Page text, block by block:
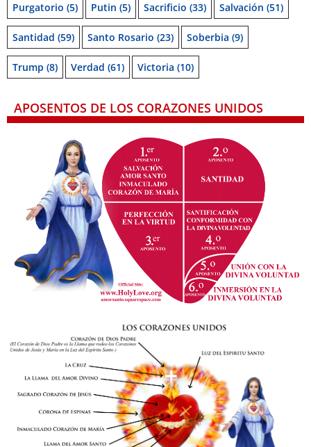
Purgatorio (5) Putin (5) Sacrificio (33) Salvación (51)
Santidad (59) Santo Rosario (23) Soberbia (9)
Trump (8) Verdad (61) Victoria (10)
APOSENTOS DE LOS CORAZONES UNIDOS